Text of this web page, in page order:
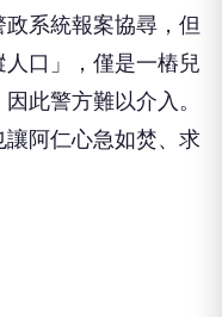
系統報案協尋，但
口」，僅是一樁兒
此警方難以介入。
阿仁心急如焚、求